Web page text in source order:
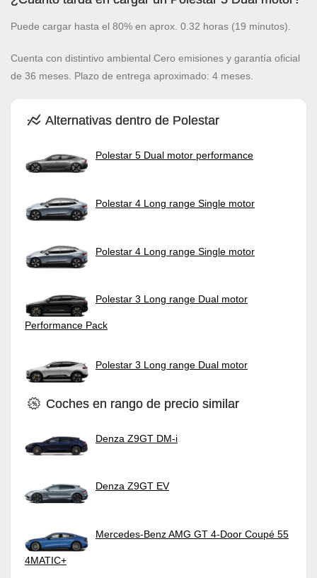
Puede cargar hasta el 80% en aprox. 0.32 horas (19 minutos).
Cuenta con distintivo ambiental Cero emisiones y garantía oficial
de 36 meses. Plazo de entrega aproximado: 4 meses.
Alternativas dentro de Polestar
Polestar 5 Dual motor performance
Polestar 4 Long range Single motor
Polestar 4 Long range Single motor
Polestar 3 Long range Dual motor
Performance Pack
Polestar 3 Long range Dual motor
Coches en rango de precio similar
Denza Z9GT DM-i
Denza Z9GT EV
Mercedes-Benz AMG GT 4-Door Coupé 55
4MATIC+